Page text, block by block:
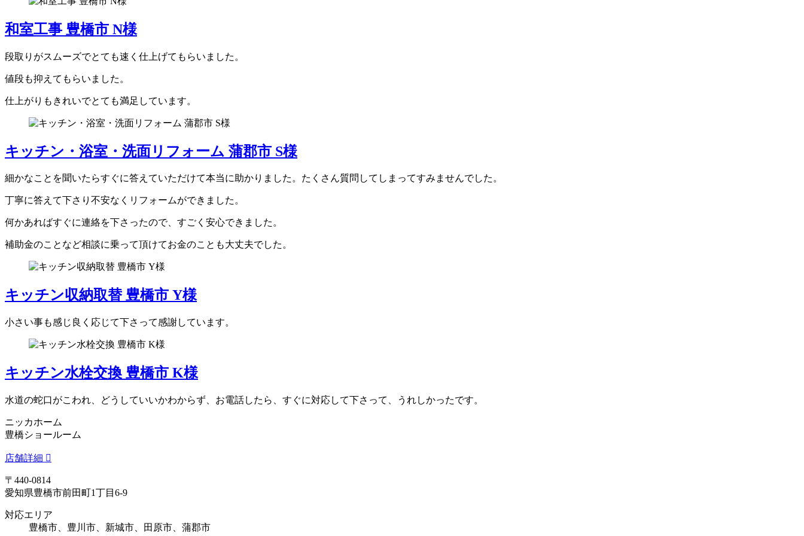
和室工事 豊橋市 N様
段取りがスムーズでとても速く仕上げてもらいました。
値段も抑えてもらいました。
仕上がりもきれいでとても満足しています。
キッチン・浴室・洗面リフォーム 蒲郡市 S様
細かなことを聞いたらすぐに答えていただけて本当に助かりました。たくさん質問してしまってすみませんでした。
丁寧に答えて下さり不安なくリフォームができました。
何かあればすぐに連絡を下さったので、すごく安心できました。
補助金のことなど相談に乗って頂けてお金のことも大丈夫でした。
キッチン収納取替 豊橋市 Y様
小さい事も感じ良く応じて下さって感謝しています。
キッチン水栓交換 豊橋市 K様
水道の蛇口がこわれ、どうしていいかわからず、お電話したら、すぐに対応して下さって、うれしかったです。
ニッカホーム
豊橋ショールーム
店舗詳細
〒440-0814
愛知県豊橋市前田町1丁目6-9
対応エリア
豊橋市、豊川市、新城市、田原市、蒲郡市